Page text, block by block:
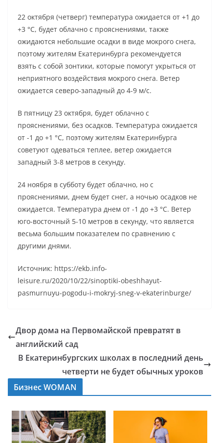
22 октября (четверг) температура ожидается от +1 до
+3 °C, будет облачно с прояснениями, также
ожидаются небольшие осадки в виде мокрого снега,
поэтому жителям Екатеринбурга рекомендуется
взять с собой зонтики, которые помогут укрыться от
неприятного воздействия мокрого снега. Ветер
ожидается северо-западный до 4-9 м/с.
В пятницу 23 октября, будет облачно с
прояснениями, без осадков. Температура ожидается
от -1 до +1 °C, поэтому жителям Екатеринбурга
советуют одеваться теплее, ветер ожидается
западный 3-8 метров в секунду.
24 ноября в субботу будет облачно, но с
прояснениями, днем будет снег, а ночью осадков не
ожидается. Температура днем от -1 до +3 °C. Ветер
юго-восточный 5-10 метров в секунду, что является
весьма большим показателем по сравнению с
другими днями.
Источник: https://ekb.info-
leisure.ru/2020/10/22/sinoptiki-obeshhayut-
pasmurnuyu-pogodu-i-mokryj-sneg-v-ekaterinburge/
Двор дома на Первомайской превратят в
английский сад
В Екатеринбургских школах в последний день
четверти не будет обычных уроков
Бизнес WOMAN